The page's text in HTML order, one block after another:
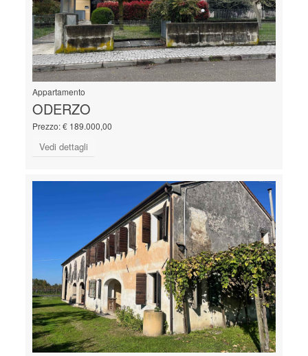
Appartamento
ODERZO
Prezzo: € 189.000,00
Vedi dettagli